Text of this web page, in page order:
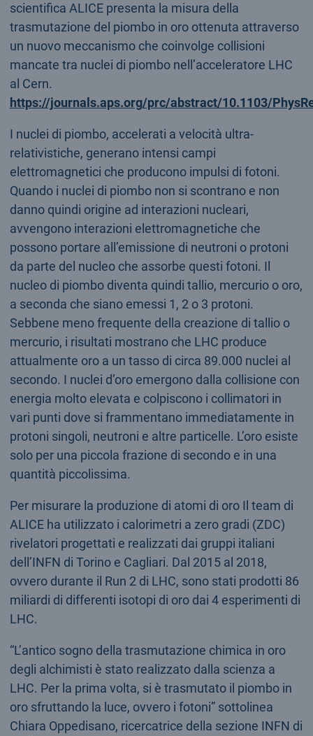
scientifica ALICE presenta la misura della
trasmutazione del piombo in oro ottenuta attraverso
un nuovo meccanismo che coinvolge collisioni
mancate tra nuclei di piombo nell’acceleratore LHC
al Cern.
https://journals.aps.org/prc/abstract/10.1103/
I nuclei di piombo, accelerati a velocità ultra-
relativistiche, generano intensi campi
elettromagnetici che producono impulsi di fotoni.
Quando i nuclei di piombo non si scontrano e non
danno quindi origine ad interazioni nucleari,
avvengono interazioni elettromagnetiche che
possono portare all’emissione di neutroni o protoni
da parte del nucleo che assorbe questi fotoni. Il
nucleo di piombo diventa quindi tallio, mercurio o oro,
a seconda che siano emessi 1, 2 o 3 protoni.
Sebbene meno frequente della creazione di tallio o
mercurio, i risultati mostrano che LHC produce
attualmente oro a un tasso di circa 89.000 nuclei al
secondo. I nuclei d’oro emergono dalla collisione con
energia molto elevata e colpiscono i collimatori in
vari punti dove si frammentano immediatamente in
protoni singoli, neutroni e altre particelle. L’oro esiste
solo per una piccola frazione di secondo e in una
quantità piccolissima.
Per misurare la produzione di atomi di oro Il team di
ALICE ha utilizzato i calorimetri a zero gradi (ZDC)
rivelatori progettati e realizzati dai gruppi italiani
dell’INFN di Torino e Cagliari. Dal 2015 al 2018,
ovvero durante il Run 2 di LHC, sono stati prodotti 86
miliardi di differenti isotopi di oro dai 4 esperimenti di
LHC.
“L’antico sogno della trasmutazione chimica in oro
degli alchimisti è stato realizzato dalla scienza a
LHC. Per la prima volta, si è trasmutato il piombo in
oro sfruttando la luce, ovvero i fotoni” sottolinea
Chiara Oppedisano, ricercatrice della sezione INFN di